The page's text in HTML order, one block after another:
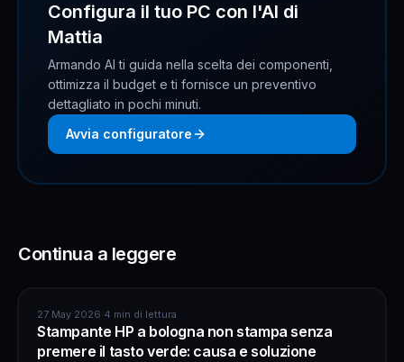
Configura il tuo PC con l'AI di
Mattia
Armando AI ti guida nella scelta dei componenti,
ottimizza il budget e ti fornisce un preventivo
dettagliato in pochi minuti.
Avvia configuratore
Continua a leggere
ASSISTENZA COMPUTER
27 May 2026·4 min di lettura
Stampante HP a bologna non stampa senza
premere il tasto verde: causa e soluzione